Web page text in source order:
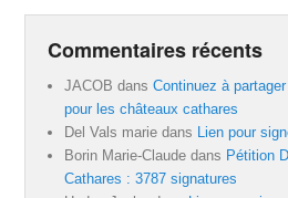
Commentaires récents
JACOB dansContinuez à
pour les châteaux cathares
Del Vals marie dans Lien pour
Borin Marie-Claude dans Pétition
Cathares : 3787 signatures